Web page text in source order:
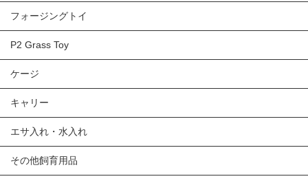
フォージングトイ
P2 Grass Toy
ケージ
キャリー
エサ入れ・水入れ
その他飼育用品